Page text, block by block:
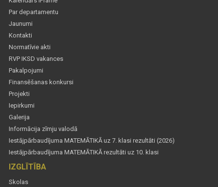
Par departamentu
Jaunumi
Kontakti
Normatīvie akti
RVP IKSD vakances
Pakalpojumi
Finansēšanas konkursi
Projekti
Iepirkumi
Galerija
Informācija zīmju valodā
Iestājpārbaudījuma MATEMĀTIKĀ uz 7. klasi rezultāti (2026)
Iestājpārbaudījuma MATEMĀTIKĀ rezultāti uz 10. klasi
IZGLĪTĪBA
Skolas